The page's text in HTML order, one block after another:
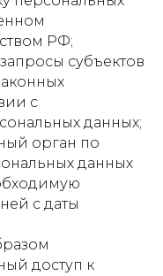
РФ;
субъектов
с
данных;
орган по
данных
с даты
доступ к